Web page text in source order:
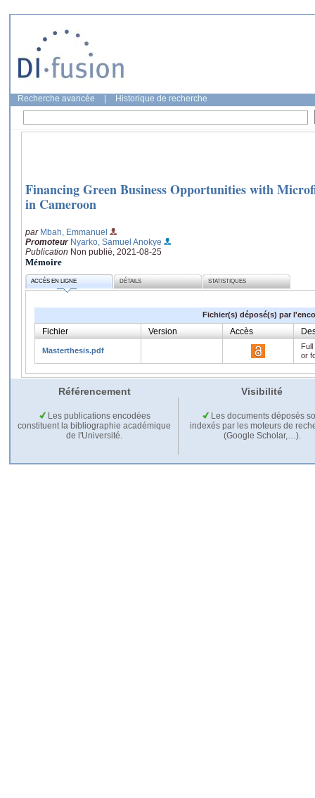
Recherche avancée Historique de recherche
Financing Green Business Opportunities with
in Cameroon
par Mbah, Emmanuel
Promoteur Nyarko, Samuel Anokye
Publication Non publié, 2021-08-25
Mémoire
ACCÈS EN LIGNE DÉTAILS STATISTIQUES
Fichier(s) déposé(s) par
Fichier Version Accès
Masterthesis.pdf
or
Référencement Visibilité
Les publications encodées
constituent la bibliographie académique
de l'Université.
Les documents déposés
indexés par les moteurs de
(Google Scholar,…).